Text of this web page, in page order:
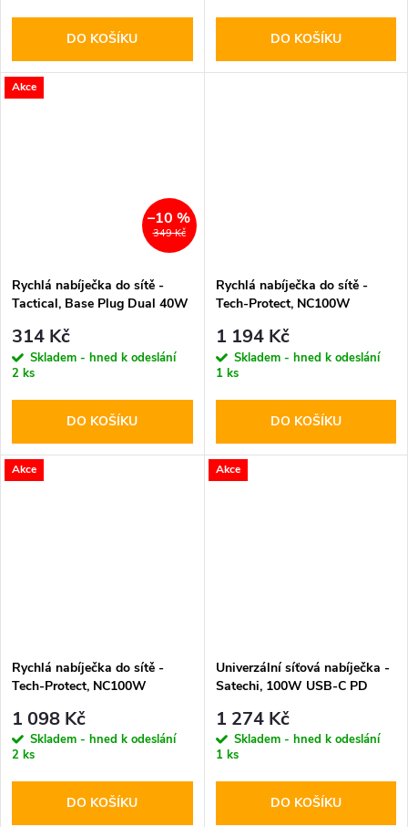
DO KOŠÍKU DO KOŠÍKU
Akce
349 Kč
–10 %
Rychlá nabíječka do sítě -
Tactical, Base Plug Dual 40W
314 Kč
Skladem - hned k odeslání
2 ks
DO KOŠÍKU
Rychlá nabíječka do sítě -
Tech-Protect, NC100W
1 194 Kč
Skladem - hned k odeslání
1 ks
DO KOŠÍKU
Akce
Rychlá nabíječka do sítě -
Tech-Protect, NC100W
1 098 Kč
Skladem - hned k odeslání
2 ks
DO KOŠÍKU
Akce
Univerzální síťová nabíječka -
Satechi, 100W USB-C PD
1 274 Kč
Skladem - hned k odeslání
1 ks
DO KOŠÍKU